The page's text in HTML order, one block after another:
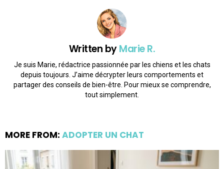
Written byMarie R.
Je suis Marie, rédactrice passionnée par les chiens et les chats
depuis toujours. J’aime décrypter leurs comportements et
partager des conseils de bien-être. Pour mieux se comprendre,
tout simplement.
MORE FROM: ADOPTER UN CHAT